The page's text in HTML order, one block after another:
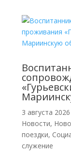
3 августа 2026
Новости,
поездки,
служение